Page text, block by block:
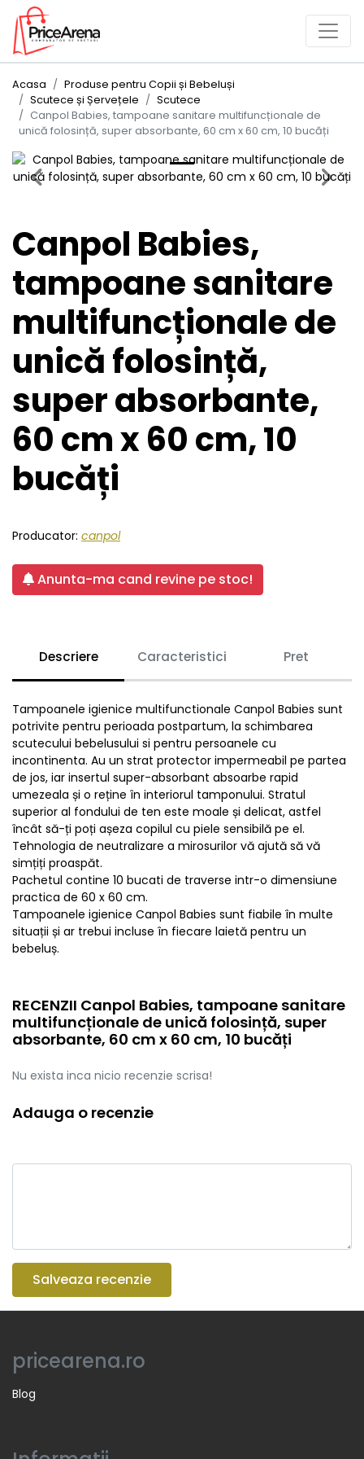
Acasa
Produse pentru Copii și Bebeluși
Scutece și Șervețele
Scutece
Canpol Babies, tampoane sanitare multifuncționale de
unică folosință, super absorbante, 60 cm x 60 cm, 10 bucăți
Previous Next
Canpol Babies,
tampoane sanitare
multifuncționale de
unică folosință,
super absorbante,
60 cm x 60 cm, 10
bucăți
Producator: canpol
Anunta-ma cand revine pe stoc!
Descriere Caracteristici Pret
Tampoanele igienice multifunctionale Canpol Babies sunt
potrivite pentru perioada postpartum, la schimbarea
scutecului bebelusului si pentru persoanele cu
incontinenta. Au un strat protector impermeabil pe partea
de jos, iar insertul super-absorbant absoarbe rapid
umezeala și o reține în interiorul tamponului. Stratul
superior al fondului de ten este moale și delicat, astfel
încât să-ți poți așeza copilul cu piele sensibilă pe el.
Tehnologia de neutralizare a mirosurilor vă ajută să vă
simțiți proaspăt.
Pachetul contine 10 bucati de traverse intr-o dimensiune
practica de 60 x 60 cm.
Tampoanele igienice Canpol Babies sunt fiabile în multe
situații și ar trebui incluse în fiecare laietă pentru un
bebeluș.
RECENZII Canpol Babies, tampoane sanitare
multifuncționale de unică folosință, super
absorbante, 60 cm x 60 cm, 10 bucăți
Nu exista inca nicio recenzie scrisa!
Adauga o recenzie
Salveaza recenzie
pricearena.ro
Blog